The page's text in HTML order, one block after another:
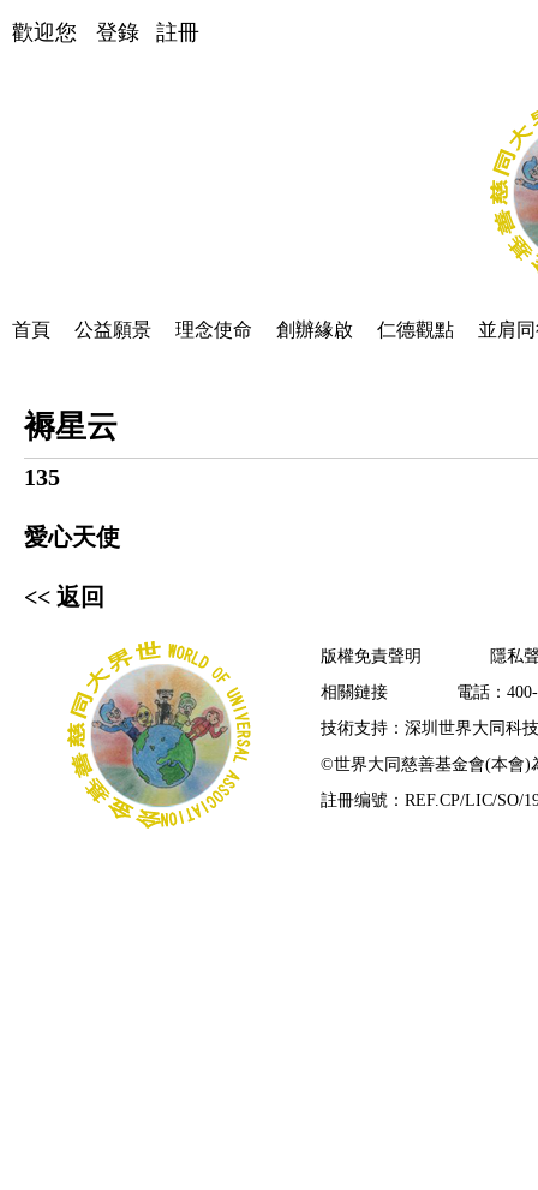
歡迎您 登錄 註冊
首頁 公益願景 理念使命 創辦緣啟 仁德觀點 並肩
褥星云
135
愛心天使
<< 返回
版權免責聲明
隱私
相關鏈接
電話：
技術支持：深圳世界大同科
©世界大同慈善基金會(本會)
註冊编號：REF.CP/LIC/SO/